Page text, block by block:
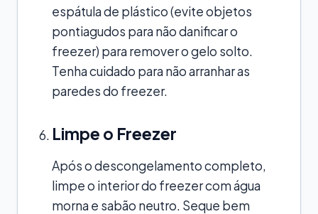
espátula de plástico (evite objetos
pontiagudos para não danificar o
freezer) para remover o gelo solto.
Tenha cuidado para não arranhar as
paredes do freezer.
Limpe o Freezer
Após o descongelamento completo,
limpe o interior do freezer com água
morna e sabão neutro. Seque bem